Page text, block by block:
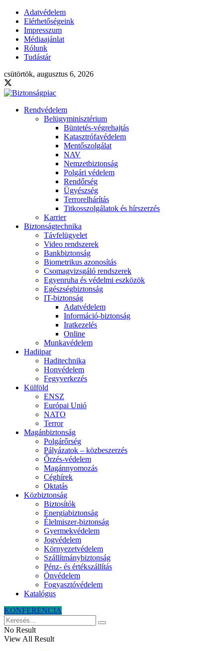
Adatvédelem
Elérhetőségeink
Impresszum
Médiaajánlat
Rólunk
Tudástár
csütörtök, augusztus 6, 2026
Rendvédelem
Belügyminisztérium
Büntetés-végrehajtás
Katasztrófavédelem
Mentőszolgálat
NAV
Nemzetbiztonság
Polgári védelem
Rendőrség
Ügyészség
Terrorelhárítás
Titkosszolgálatok és hírszerzés
Karrier
Biztonságtechnika
Távfelügyelet
Video rendszerek
Bankbiztonság
Biometrikus azonosítás
Csomagvizsgáló rendszerek
Egyenruha és védelmi eszközök
Egészségbiztonság
IT-biztonság
Adatvédelem
Információ-biztonság
Iratkezelés
Online
Munkavédelem
Hadiipar
Haditechnika
Honvédelem
Fegyverkezés
Külföld
ENSZ
Európai Unió
NATO
Terror
Magánbiztonság
Polgárőrség
Pályázatok – közbeszerzés
Őrzés-védelem
Magánnyomozás
Céghírek
Oktatás
Közbiztonság
Biztosítók
Energiabiztonság
Élelmiszer-biztonság
Gyermekvédelem
Jogvédelem
Környezetvédelem
Szállítmánybiztonság
Pénz- és értékszállítás
Önvédelem
Fogyasztóvédelem
Katalógus
KONFERENCIA
No Result
View All Result